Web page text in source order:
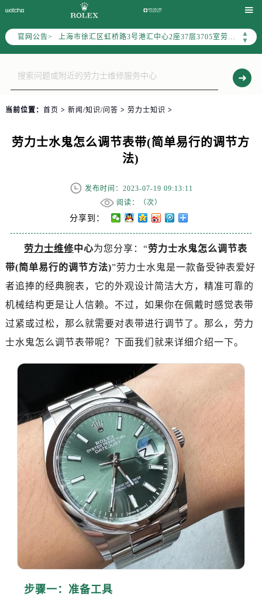

官网公告>
▲
▼
上海市徐汇区虹桥路3号港汇中心2座37层3705室劳力士售后服务中心（需提前预约）
节假日正常营业！
当前位置： 首页 > 新闻/知识/问答 > 劳力士知识 >
劳力士水鬼怎么调节表带(简单易行的调节方
法)
发布时间：2023-07-19 09:13:11
阅读：（次）
分享到：
劳力士维修中心为您分享：“劳力士水鬼怎么调节表
带(简单易行的调节方法)”劳力士水鬼是一款备受钟表爱好
者追捧的经典腕表，它的外观设计简洁大方，精准可靠的
机械结构更是让人信赖。不过，如果你在佩戴时感觉表带
过紧或过松，那么就需要对表带进行调节了。那么，劳力
士水鬼怎么调节表带呢？下面我们就来详细介绍一下。
步骤一：准备工具